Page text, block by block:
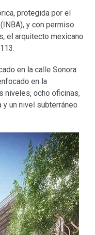
protegida por el
y con permiso
el arquitecto mexicano
en la calle Sonora
en la
niveles, ocho oficinas,
y un nivel subterráneo